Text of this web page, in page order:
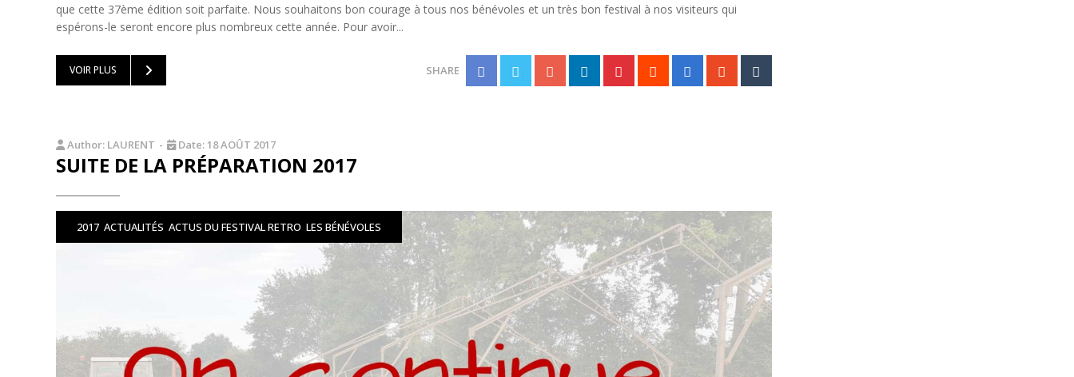
que cette 37ème édition soit parfaite. Nous souhaitons bon courage à tous nos bénévoles et un très bon festival à nos visiteurs qui
espérons-le seront encore plus nombreux cette année. Pour avoir...
VOIR PLUS SHARE
Author: LAURENT - Date: 18 AOÛT 2017
SUITE DE LA PRÉPARATION 2017
2017 ACTUALITÉS ACTUS DU FESTIVAL RETRO LES BÉNÉVOLES